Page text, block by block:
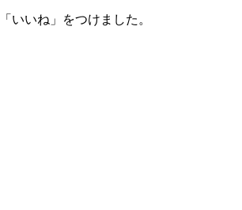
いいね」をつけました。